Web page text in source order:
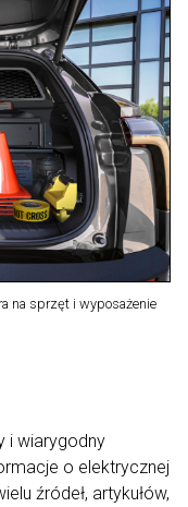
na sprzęt i wyposażenie
i wiarygodny
o elektrycznej
źródeł, artykułów,